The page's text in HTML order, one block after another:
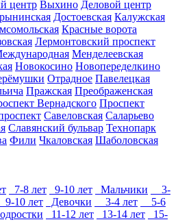
центр Выхино Деловой центр
Достоевская Калужская
Красные ворота
Лермонтовский проспект
Менделеевская
Новокосино Новопеределкино
Отрадное Павелецкая
Пражская Преображенская
Вернадского Проспект
Савеловская Саларьево
Славянский бульвар Технопарк
Фили Чкаловская Шаболовская
7-8 лет 9-10 лет Мальчики
3-
9-10 лет Девочки 3-4 лет
5-6
11-12 лет 13-14 лет
15-